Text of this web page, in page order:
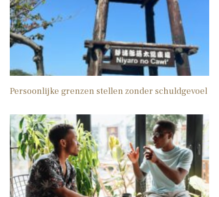
Persoonlijke grenzen stellen zonder schuldgevoel